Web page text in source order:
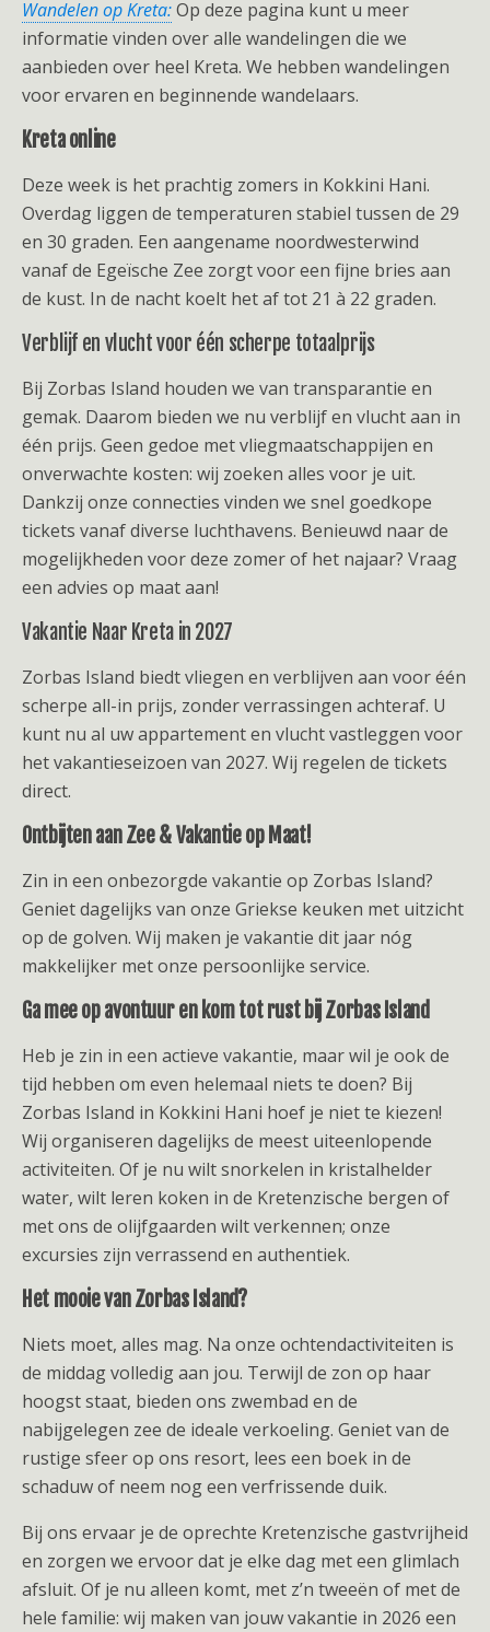
Wandelen op Kreta:Op deze pagina kunt u meer
informatie vinden over alle wandelingen die we
aanbieden over heel Kreta. We hebben wandelingen
voor ervaren en beginnende wandelaars.
Kreta online
Deze week is het prachtig zomers in Kokkini Hani.
Overdag liggen de temperaturen stabiel tussen de 29
en 30 graden. Een aangename noordwesterwind
vanaf de Egeïsche Zee zorgt voor een fijne bries aan
de kust. In de nacht koelt het af tot 21 à 22 graden.
Verblijf en vlucht voor één scherpe totaalprijs
Bij Zorbas Island houden we van transparantie en
gemak. Daarom bieden we nu verblijf en vlucht aan in
één prijs. Geen gedoe met vliegmaatschappijen en
onverwachte kosten: wij zoeken alles voor je uit.
Dankzij onze connecties vinden we snel goedkope
tickets vanaf diverse luchthavens. Benieuwd naar de
mogelijkheden voor deze zomer of het najaar? Vraag
een advies op maat aan!
Vakantie Naar Kreta in 2027
Zorbas Island biedt vliegen en verblijven aan voor één
scherpe all-in prijs, zonder verrassingen achteraf. U
kunt nu al uw appartement en vlucht vastleggen voor
het vakantieseizoen van 2027. Wij regelen de tickets
direct.
Ontbijten aan Zee & Vakantie op Maat!
Zin in een onbezorgde vakantie op Zorbas Island?
Geniet dagelijks van onze Griekse keuken met uitzicht
op de golven. Wij maken je vakantie dit jaar nóg
makkelijker met onze persoonlijke service.
Ga mee op avontuur en kom tot rust bij Zorbas Island
Heb je zin in een actieve vakantie, maar wil je ook de
tijd hebben om even helemaal niets te doen? Bij
Zorbas Island in Kokkini Hani hoef je niet te kiezen!
Wij organiseren dagelijks de meest uiteenlopende
activiteiten. Of je nu wilt snorkelen in kristalhelder
water, wilt leren koken in de Kretenzische bergen of
met ons de olijfgaarden wilt verkennen; onze
excursies zijn verrassend en authentiek.
Het mooie van Zorbas Island?
Niets moet, alles mag. Na onze ochtendactiviteiten is
de middag volledig aan jou. Terwijl de zon op haar
hoogst staat, bieden ons zwembad en de
nabijgelegen zee de ideale verkoeling. Geniet van de
rustige sfeer op ons resort, lees een boek in de
schaduw of neem nog een verfrissende duik.
Bij ons ervaar je de oprechte Kretenzische gastvrijheid
en zorgen we ervoor dat je elke dag met een glimlach
afsluit. Of je nu alleen komt, met z’n tweeën of met de
hele familie: wij maken van jouw vakantie in 2026 een